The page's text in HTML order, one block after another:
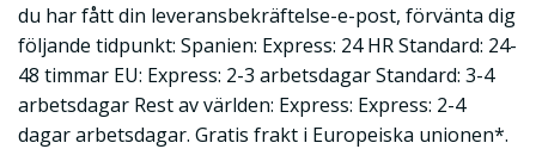
du har fått din leveransbekräftelse-e-post, förvänta dig
följande tidpunkt: Spanien: Express: 24 HR Standard: 24-
48 timmar EU: Express: 2-3 arbetsdagar Standard: 3-4
arbetsdagar Rest av världen: Express: Express: 2-4
dagar arbetsdagar. Gratis frakt i Europeiska unionen*.